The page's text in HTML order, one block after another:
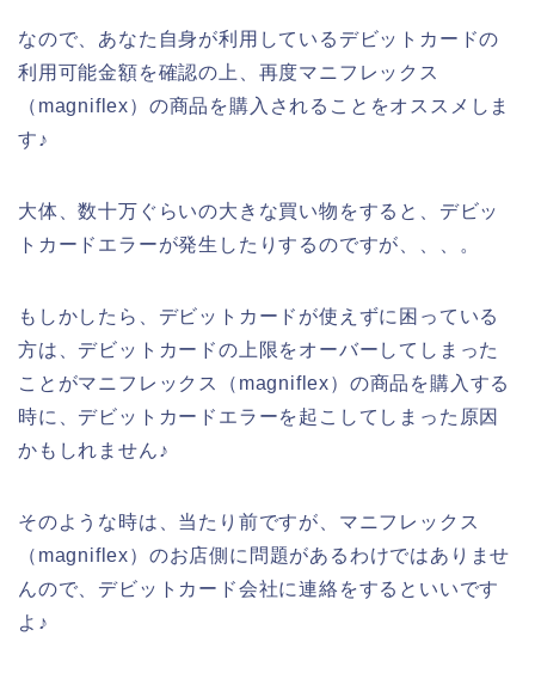
なので、あなた自身が利用しているデビットカードの
利用可能金額を確認の上、再度マニフレックス
（magniflex）の商品を購入されることをオススメしま
す♪
大体、数十万ぐらいの大きな買い物をすると、デビッ
トカードエラーが発生したりするのですが、、、。
もしかしたら、デビットカードが使えずに困っている
方は、デビットカードの上限をオーバーしてしまった
ことがマニフレックス（magniflex）の商品を購入する
時に、デビットカードエラーを起こしてしまった原因
かもしれません♪
そのような時は、当たり前ですが、マニフレックス
（magniflex）のお店側に問題があるわけではありませ
んので、デビットカード会社に連絡をするといいです
よ♪